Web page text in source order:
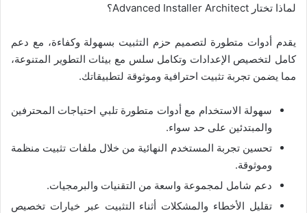
لماذا تختار Advanced Installer Architect؟
يقدم أدوات متطورة لتصميم حزم التثبيت بسهولة وكفاءة، مع دعم
كامل لتخصيص الإعدادات وتكامل سلس مع بيئات التطوير المتنوعة،
مما يضمن تجربة تثبيت احترافية وموثوقة لتطبيقاتك.
سهولة الاستخدام مع أدوات متطورة تلبي احتياجات المحترفين
والمبتدئين على حد سواء.
تحسين تجربة المستخدم النهائية من خلال ملفات تثبيت منظمة
وموثوقة.
دعم شامل لمجموعة واسعة من التقنيات والبرمجيات.
تقليل الأخطاء والمشكلات أثناء التثبيت عبر خيارات تخصيص